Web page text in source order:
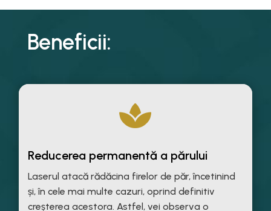
Beneficii:

Reducerea permanentă a părului
Laserul atacă rădăcina firelor de păr, încetinind
și, în cele mai multe cazuri, oprind definitiv
creșterea acestora. Astfel, vei observa o